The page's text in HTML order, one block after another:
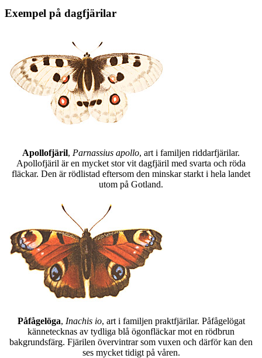
Exempel på dagfjärilar
Apollofjäril, Parnassius apollo, art i familjen riddarfjärilar.
Apollofjäril är en mycket stor vit dagfjäril med svarta och röda
fläckar. Den är rödlistad eftersom den minskar starkt i hela landet
utom på Gotland.
Påfågelöga, Inachis io, art i familjen praktfjärilar. Påfågelögat
kännetecknas av tydliga blå ögonfläckar mot en rödbrun
bakgrundsfärg. Fjärilen övervintrar som vuxen och därför kan den
ses mycket tidigt på våren.